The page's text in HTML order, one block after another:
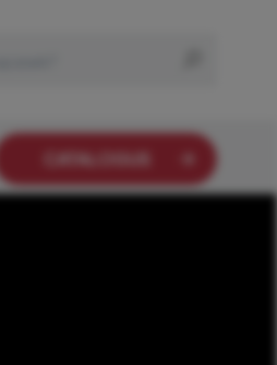
CATALOGUS